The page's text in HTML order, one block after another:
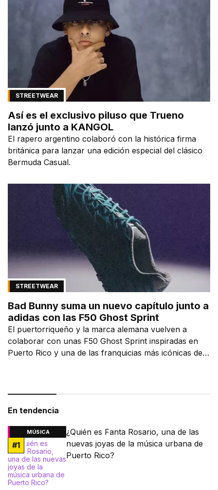
STREETWEAR
Así es el exclusivo piluso que Trueno
lanzó junto a KANGOL
El rapero argentino colaboró con la histórica firma
británica para lanzar una edición especial del clásico
Bermuda Casual.
STREETWEAR
Bad Bunny suma un nuevo capítulo junto a
adidas con las F50 Ghost Sprint
El puertorriqueño y la marca alemana vuelven a
colaborar con unas F50 Ghost Sprint inspiradas en
Puerto Rico y una de las franquicias más icónicas del
En tendencia
MÚSICA
#1
¿Quién es Fanta Rosario, una de las
nuevas joyas de la música urbana de
Puerto Rico?